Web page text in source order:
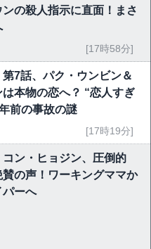
の殺人指示に直面！まさ
[17時58分]
第7話、パク・ウンビン＆
本物の恋へ？ “恋人すぎ
前の事故の謎
[17時19分]
コン・ヒョジン、圧倒的
の声！ワーキングママか
パーへ